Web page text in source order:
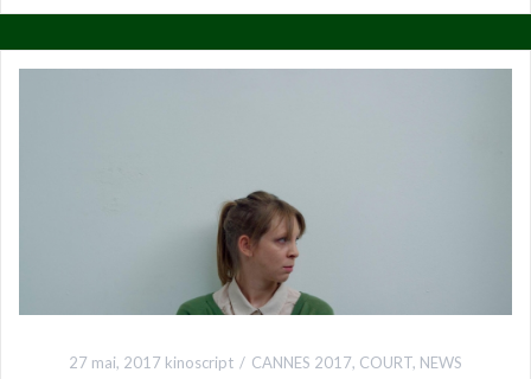
27 mai, 2017 kinoscript CANNES 2017, COURT, NEWS